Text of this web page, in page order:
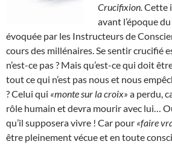
Crucifixion. Cette
avant l’époque
évoquée par les Instructeurs de
cours des millénaires. Se sentir crucifié
n’est-ce pas ? Mais qu’est-ce qui doit
tout ce qui n’est pas nous et nous
? Celui qui «monte sur la croix» a perdu,
rôle humain et devra mourir avec lui…
qu’il supposera vivre ! Car pour «faire
être pleinement vécue et en toute